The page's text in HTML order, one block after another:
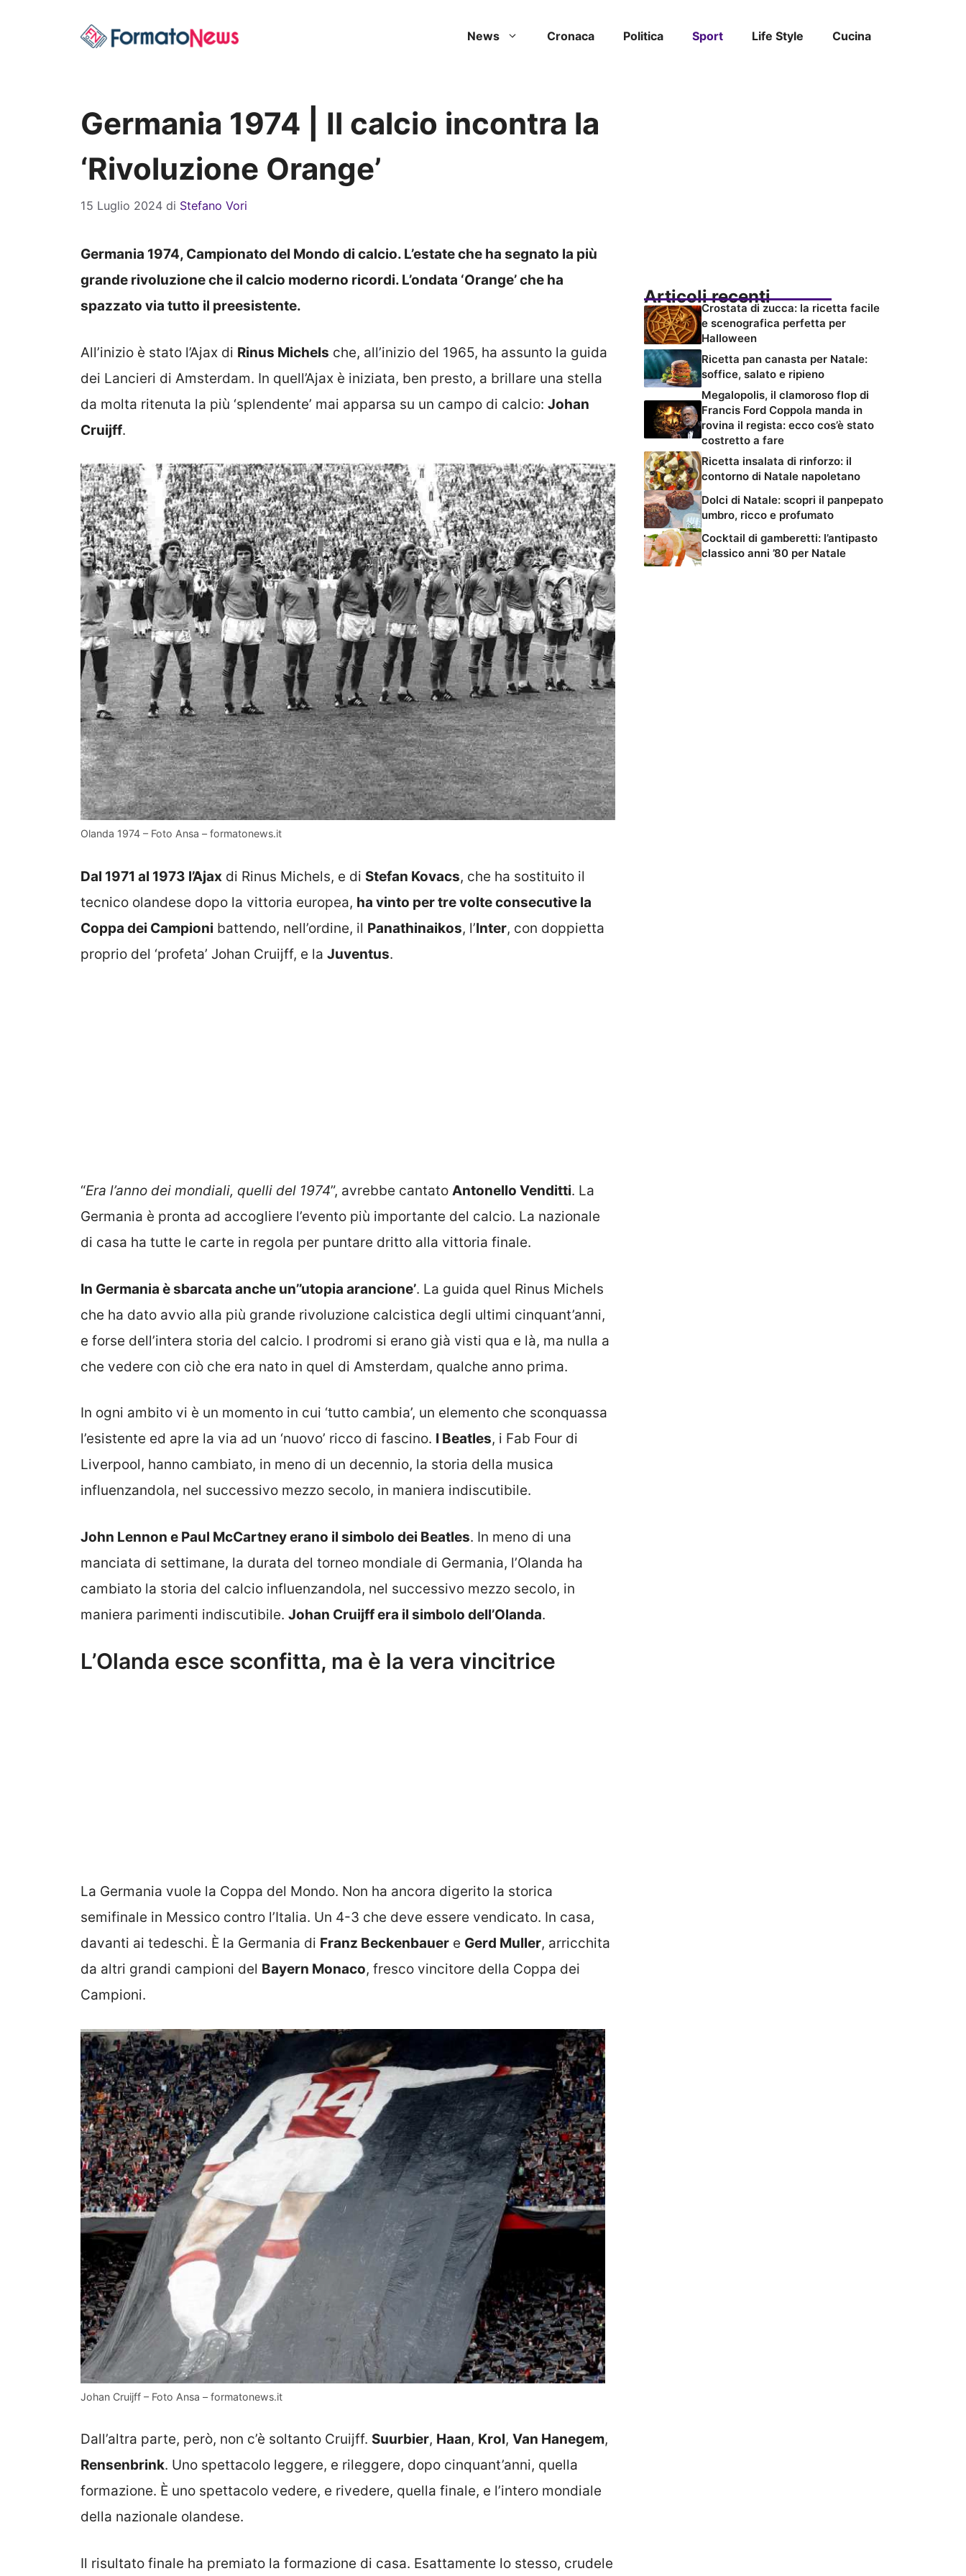
News Cronaca Politica Sport Life Style Cucina
Germania 1974 | Il calcio incontra la
‘Rivoluzione Orange’
15 Luglio 2024 di Stefano Vori
Germania 1974, Campionato del Mondo di calcio. L’estate che ha segnato la più
grande rivoluzione che il calcio moderno ricordi. L’ondata ‘Orange’ che ha
spazzato via tutto il preesistente.
All’inizio è stato l’Ajax di Rinus Michels che, all’inizio del 1965, ha assunto la guida
dei Lancieri di Amsterdam. In quell’Ajax è iniziata, ben presto, a brillare una stella
da molta ritenuta la più ‘splendente’ mai apparsa su un campo di calcio: Johan
Cruijff.
Olanda 1974 – Foto Ansa – formatonews.it
Dal 1971 al 1973 l’Ajax di Rinus Michels, e di Stefan Kovacs, che ha sostituito il
tecnico olandese dopo la vittoria europea, ha vinto per tre volte consecutive la
Coppa dei Campioni battendo, nell’ordine, il Panathinaikos, l’Inter, con doppietta
proprio del ‘profeta’ Johan Cruijff, e la Juventus.
“Era l’anno dei mondiali, quelli del 1974”, avrebbe cantato Antonello Venditti. La
Germania è pronta ad accogliere l’evento più importante del calcio. La nazionale
di casa ha tutte le carte in regola per puntare dritto alla vittoria finale.
In Germania è sbarcata anche un’’utopia arancione’. La guida quel Rinus Michels
che ha dato avvio alla più grande rivoluzione calcistica degli ultimi cinquant’anni,
e forse dell’intera storia del calcio. I prodromi si erano già visti qua e là, ma nulla a
che vedere con ciò che era nato in quel di Amsterdam, qualche anno prima.
In ogni ambito vi è un momento in cui ‘tutto cambia’, un elemento che sconquassa
l’esistente ed apre la via ad un ‘nuovo’ ricco di fascino. I Beatles, i Fab Four di
Liverpool, hanno cambiato, in meno di un decennio, la storia della musica
influenzandola, nel successivo mezzo secolo, in maniera indiscutibile.
John Lennon e Paul McCartney erano il simbolo dei Beatles. In meno di una
manciata di settimane, la durata del torneo mondiale di Germania, l’Olanda ha
cambiato la storia del calcio influenzandola, nel successivo mezzo secolo, in
maniera parimenti indiscutibile. Johan Cruijff era il simbolo dell’Olanda.
L’Olanda esce sconfitta, ma è la vera vincitrice
La Germania vuole la Coppa del Mondo. Non ha ancora digerito la storica
semifinale in Messico contro l’Italia. Un 4-3 che deve essere vendicato. In casa,
davanti ai tedeschi. È la Germania di Franz Beckenbauer e Gerd Muller, arricchita
da altri grandi campioni del Bayern Monaco, fresco vincitore della Coppa dei
Campioni.
Johan Cruijff – Foto Ansa – formatonews.it
Dall’altra parte, però, non c’è soltanto Cruijff. Suurbier, Haan, Krol, Van Hanegem,
Rensenbrink. Uno spettacolo leggere, e rileggere, dopo cinquant’anni, quella
formazione. È uno spettacolo vedere, e rivedere, quella finale, e l’intero mondiale
della nazionale olandese.
Il risultato finale ha premiato la formazione di casa. Esattamente lo stesso, crudele
Articoli recenti
Crostata di zucca: la ricetta facile
e scenografica perfetta per
Halloween
Ricetta pan canasta per Natale:
soffice, salato e ripieno
Megalopolis, il clamoroso flop di
Francis Ford Coppola manda in
rovina il regista: ecco cos’è stato
costretto a fare
Ricetta insalata di rinforzo: il
contorno di Natale napoletano
Dolci di Natale: scopri il panpepato
umbro, ricco e profumato
Cocktail di gamberetti: l’antipasto
classico anni ’80 per Natale